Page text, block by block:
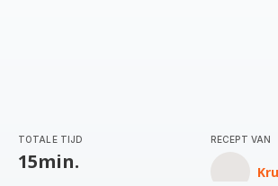
TOTALE TIJD
15min.
RECEPT VAN